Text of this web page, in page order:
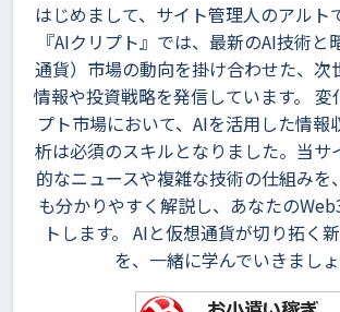
はじめまして、サイト管理人のアルト
『AIクリプト』では、最新のAI技術と
通貨）市場の動向を掛け合わせた、次
情報や投資戦略を発信しています。 変
プト市場において、AIを活用した情報
析は必須のスキルとなりました。当サ
的なニュースや複雑な技術の仕組みを
も分かりやすく解説し、あなたの
トします。 AIと仮想通貨が切り拓く
を、一緒に学んでいきましょ